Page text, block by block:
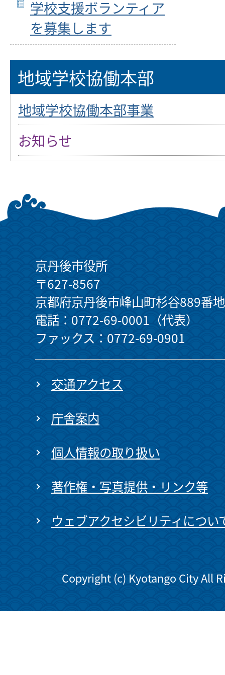
学校支援ボランティア
を募集します
地域学校協働本部
地域学校協働本部事業
お知らせ
京丹後市役所
〒627-8567
京都府京丹後市峰山町杉谷889番地
電話：0772-69-0001（代表）
ファックス：0772-69-0901
交通アクセス
庁舎案内
個人情報の取り扱い
著作権・写真提供・リンク等
ウェブアクセシビリティについ
Copyright (c) Kyotango City All